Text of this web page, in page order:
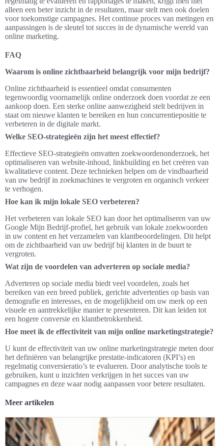
alleen een beter inzicht in de resultaten, maar stelt men ook doelen
voor toekomstige campagnes. Het continue proces van metingen en
aanpassingen is de sleutel tot succes in de dynamische wereld van
online marketing.
FAQ
Waarom is online zichtbaarheid belangrijk voor mijn bedrijf?
Online zichtbaarheid is essentieel omdat consumenten
tegenwoordig voornamelijk online onderzoek doen voordat ze een
aankoop doen. Een sterke online aanwezigheid stelt bedrijven in
staat om nieuwe klanten te bereiken en hun concurrentiepositie te
verbeteren in de digitale markt.
Welke SEO-strategieën zijn het meest effectief?
Effectieve SEO-strategieën omvatten zoekwoordenonderzoek, het
optimaliseren van website-inhoud, linkbuilding en het creëren van
kwalitatieve content. Deze technieken helpen om de vindbaarheid
van uw bedrijf in zoekmachines te vergroten en organisch verkeer
te verhogen.
Hoe kan ik mijn lokale SEO verbeteren?
Het verbeteren van lokale SEO kan door het optimaliseren van uw
Google Mijn Bedrijf-profiel, het gebruik van lokale zoekwoorden
in uw content en het verzamelen van klantbeoordelingen. Dit helpt
om de zichtbaarheid van uw bedrijf bij klanten in de buurt te
vergroten.
Wat zijn de voordelen van adverteren op sociale media?
Adverteren op sociale media biedt veel voordelen, zoals het
bereiken van een breed publiek, gerichte advertenties op basis van
demografie en interesses, en de mogelijkheid om uw merk op een
visuele en aantrekkelijke manier te presenteren. Dit kan leiden tot
een hogere conversie en klantbetrokkenheid.
Hoe meet ik de effectiviteit van mijn online marketingstrategie?
U kunt de effectiviteit van uw online marketingstrategie meten door
het definiëren van belangrijke prestatie-indicatoren (KPI’s) en
regelmatig conversieratio’s te evalueren. Door analytische tools te
gebruiken, kunt u inzichten verkrijgen in het succes van uw
campagnes en deze waar nodig aanpassen voor betere resultaten.
Meer artikelen